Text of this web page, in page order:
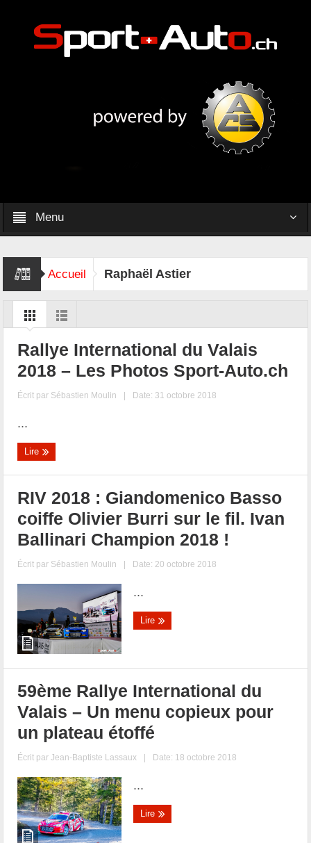
Menu
Accueil Raphaël Astier
Rallye International du Valais
2018 – Les Photos Sport-Auto.ch
Écrit par Sébastien Moulin | Date: 31 octobre 2018
...
Lire
RIV 2018 : Giandomenico Basso
coiffe Olivier Burri sur le fil. Ivan
Ballinari Champion 2018 !
Écrit par Sébastien Moulin | Date: 20 octobre 2018
...
Lire
59ème Rallye International du
Valais – Un menu copieux pour
un plateau étoffé
Écrit parJean-Baptiste Lassaux | Date: 18 octobre 2018
...
Lire